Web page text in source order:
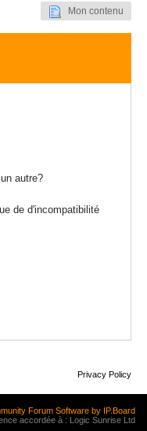
Mon contenu
autre?
de d'incompatibilité
Privacy Policy
Forum Software by IP.Board
accordée à : Logic Sunrise Ltd